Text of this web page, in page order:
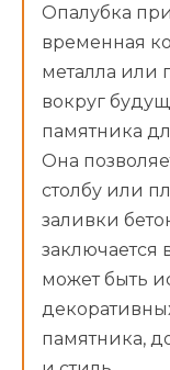
Опалубка
временная
металла или
вокруг
памятника
Она
столбу или
заливки
заключается
может быть
памятника,